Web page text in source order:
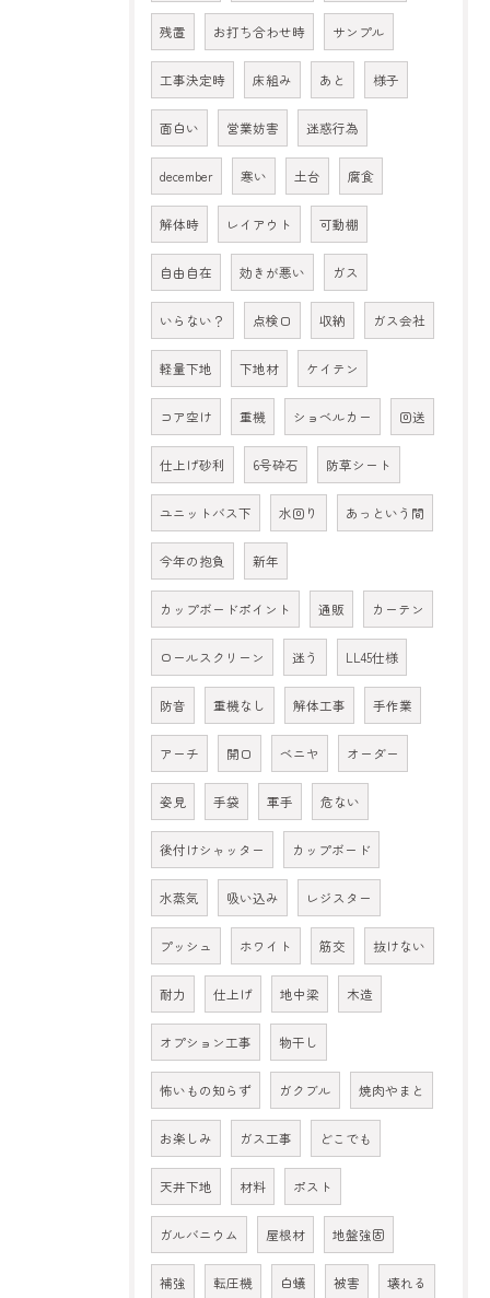
残置 お打ち合わせ時 サンプル
工事決定時 床組み あと 様子
面白い 営業妨害 迷惑行為
december 寒い 土台 腐食
解体時 レイアウト 可動棚
自由自在 効きが悪い ガス
いらない？ 点検口 収納 ガス会社
軽量下地 下地材 ケイテン
コア空け 重機 ショベルカー 回送
仕上げ砂利 6号砕石 防草シート
ユニットバス下 水回り あっという間
今年の抱負 新年
カップボードポイント 通販 カーテン
ロールスクリーン 迷う LL45仕様
防音 重機なし 解体工事 手作業
アーチ 開口 ベニヤ オーダー
姿見 手袋 軍手 危ない
後付けシャッター カップボード
水蒸気 吸い込み レジスター
プッシュ ホワイト 筋交 抜けない
耐力 仕上げ 地中梁 木造
オプション工事 物干し
怖いもの知らず ガクブル 焼肉やまと
お楽しみ ガス工事 どこでも
天井下地 材料 ポスト
ガルバニウム 屋根材 地盤強固
補強 転圧機 白蟻 被害 壊れる